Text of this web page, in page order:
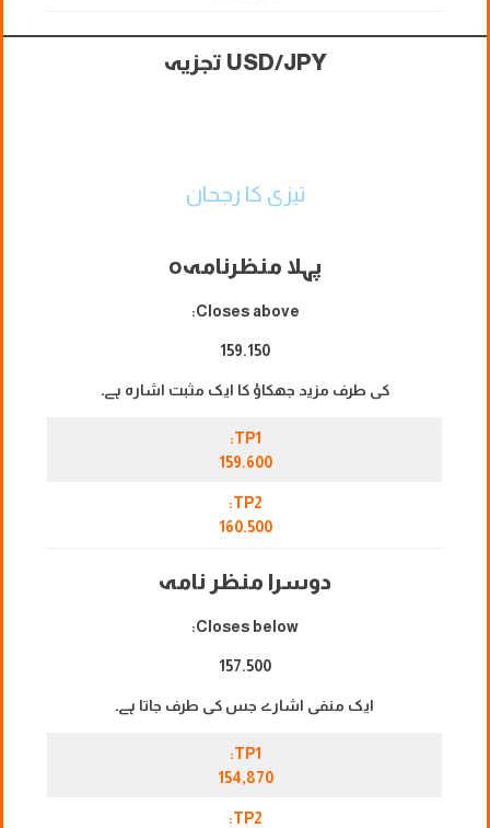
USD/JPY تجزیہ
تیزی کا رجحان
پہلا منظرنامہo
Closes above:
159.150
کی طرف مزید جھکاؤ کا ایک مثبت اشارہ ہے۔
TP1:
159.600
TP2:
160.500
دوسرا منظر نامہ
Closes below:
157.500
ایک منفی اشارے جس کی طرف جاتا ہے۔
TP1:
154,870
TP2: